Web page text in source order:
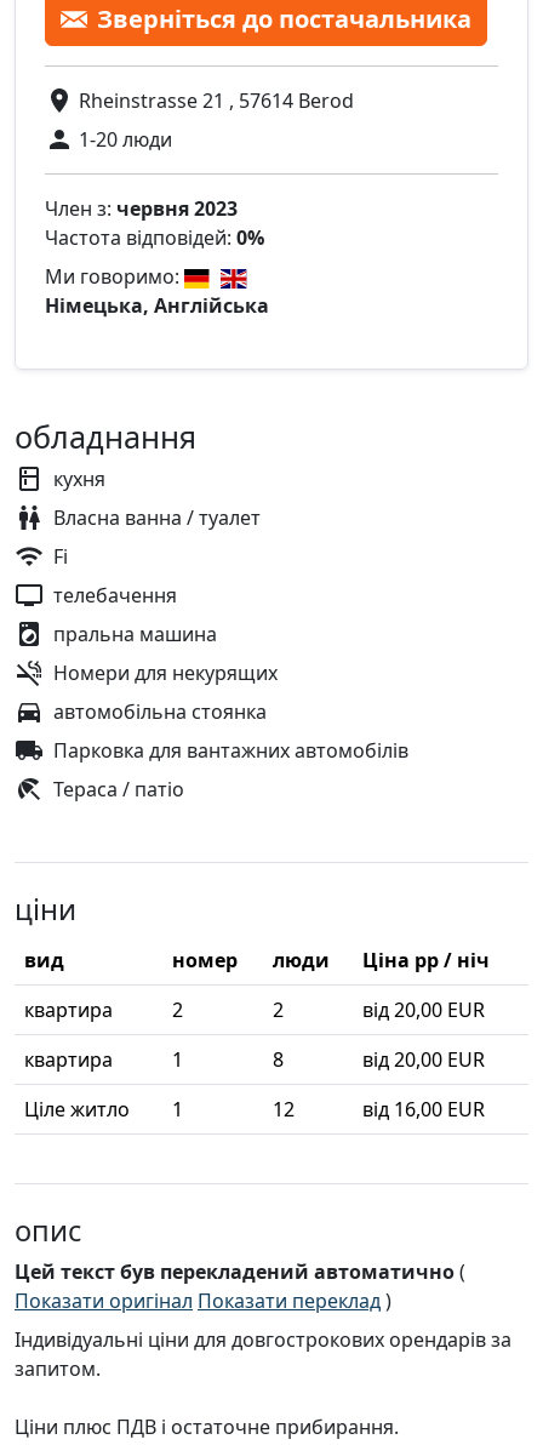
Зверніться до постачальника
Rheinstrasse 21 , 57614 Berod
1-20 люди
Член з: червня 2023
Частота відповідей: 0%
Ми говоримо:
Німецька, Англійська
обладнання
кухня
Власна ванна / туалет
Fi
телебачення
пральна машина
Номери для некурящих
автомобільна стоянка
Парковка для вантажних автомобілів
Тераса / патіо
ціни
вид номер люди
Ціна pp / ніч
квартира
2 2
від 20,00 EUR
квартира
1 8
від 20,00 EUR
Ціле житло
1 12 від 16,00 EUR
опис
Цей текст був перекладений автоматично(
Показати оригінал Показати переклад)
Індивідуальні ціни для довгострокових орендарів за
запитом.
Ціни плюс ПДВ і остаточне прибирання.